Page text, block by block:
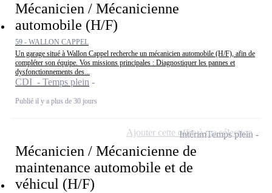
Mécanicien / Mécanicienne
automobile (H/F)
59 - WALLON CAPPEL
Un garage situé à Wallon Cappel recherche un mécanicien automobile (H/F), afin de
compléter son équipe. Vos missions principales : Diagnostiquer les pannes et
dysfonctionnements des...
CDI - Temps plein
Publié il y a plus de 30 jours
Mécanicien / Mécanicienne de
maintenance automobile et de
véhicul (H/F)
IntérimTemps plein
Ajouter cette offre à ma sélection